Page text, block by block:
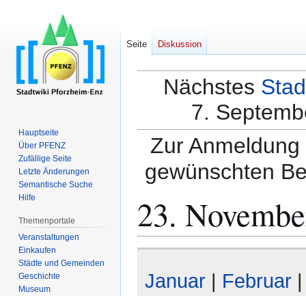
Nächstes
7.
Zur
gewünschten
23.
springen
springen
Januar| Februar
Seite Diskussion
Hauptseite
Über PFENZ
Zufällige Seite
Letzte Änderungen
Semantische Suche
Hilfe
Themenportale
Veranstaltungen
Einkaufen
Städte und Gemeinden
Geschichte
Museum